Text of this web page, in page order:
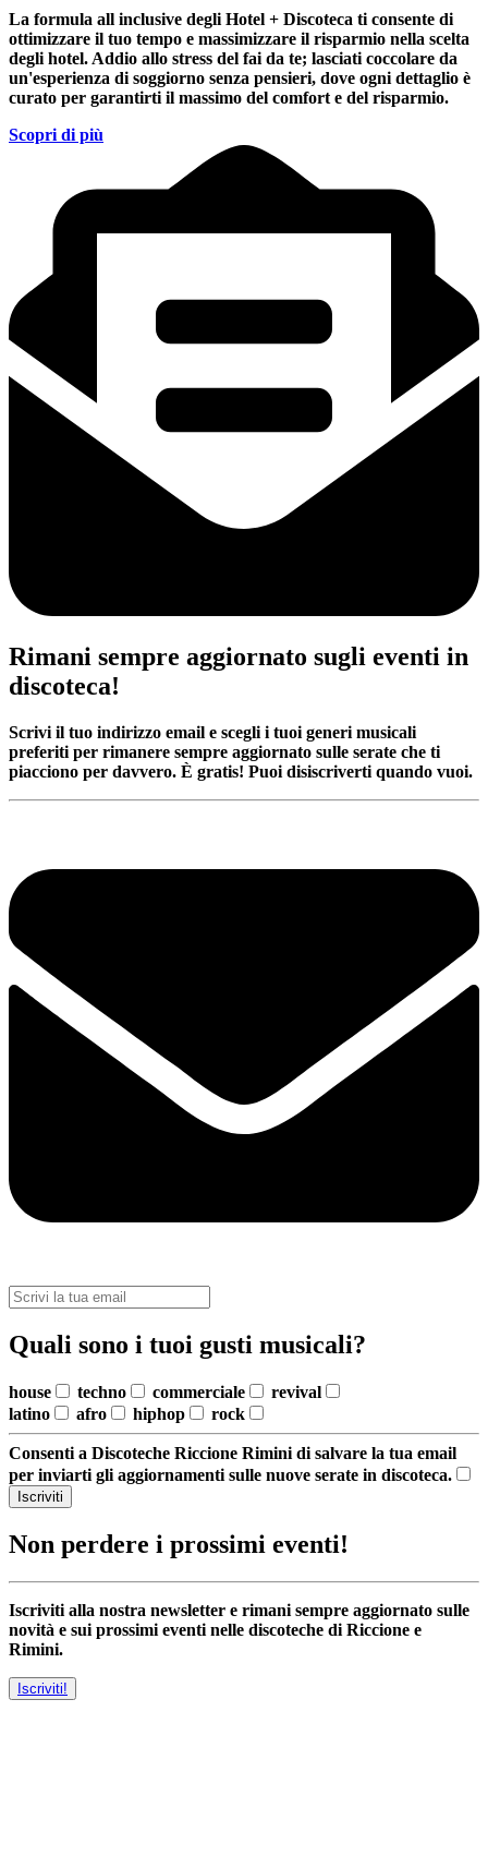
La formula all inclusive degli Hotel + Discoteca ti consente di
ottimizzare il tuo tempo e massimizzare il risparmio nella scelta
degli hotel. Addio allo stress del fai da te; lasciati coccolare da
un'esperienza di soggiorno senza pensieri, dove ogni dettaglio è
curato per garantirti il massimo del comfort e del risparmio.
Scopri di più
Rimani sempre aggiornato sugli eventi in
discoteca!
Scrivi il tuo indirizzo email e scegli i tuoi generi musicali
preferiti per rimanere sempre aggiornato sulle serate che ti
piacciono per davvero. È gratis! Puoi disiscriverti quando vuoi.
Quali sono i tuoi gusti musicali?
house techno commerciale
revival
latino
afro hiphop rock
Consenti a Discoteche Riccione Rimini di salvare la tua email
per inviarti gli aggiornamenti sulle nuove serate in discoteca.
Iscriviti
Non perdere i prossimi eventi!
Iscriviti alla nostra newsletter e rimani sempre aggiornato sulle
novità e sui prossimi eventi nelle discoteche di Riccione e
Rimini.
Iscriviti!